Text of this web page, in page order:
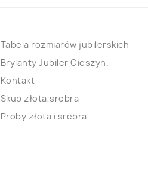
Tabela rozmiarów jubilerskich
Brylanty Jubiler Cieszyn.
Kontakt
Skup złota,srebra
Proby złota i srebra